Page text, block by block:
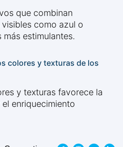
que combinan
como azul o
más estimulantes.
colores y texturas de los
y texturas favorece la
enriquecimiento